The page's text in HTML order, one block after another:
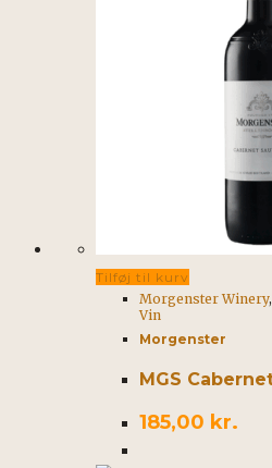
Tilføj til kurv
Morgenster Winery,
Vin
Morgenster
185,00 kr.